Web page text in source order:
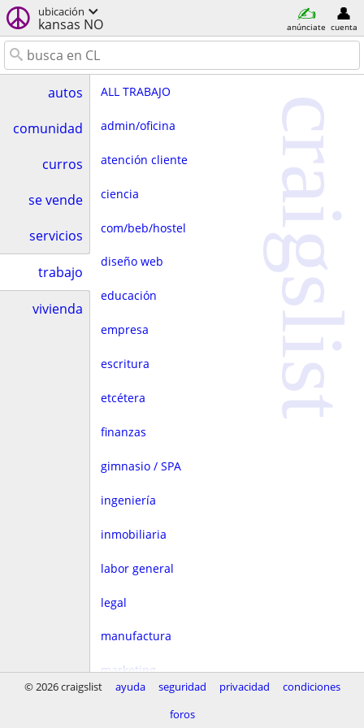
ubicación
kansas NO anúnciate cuenta
autos
comunidad
curros
se vende
servicios
trabajo
vivienda
ALL TRABAJO
admin/oficina
atención cliente
ciencia
com/beb/hostel
diseño web
educación
empresa
escritura
etcétera
finanzas
gimnasio / SPA
ingeniería
inmobiliaria
labor general
legal
manufactura
marketing
craigslist
© 2026 craigslist ayuda seguridad privacidad
condiciones
foros